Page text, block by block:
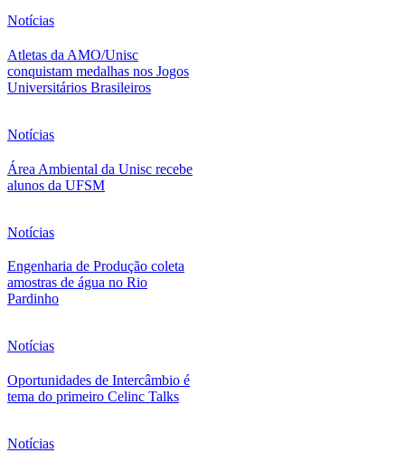
Notícias
Atletas da AMO/Unisc
conquistam medalhas nos Jogos
Universitários Brasileiros
Notícias
Área Ambiental da Unisc recebe
alunos da UFSM
Notícias
Engenharia de Produção coleta
amostras de água no Rio
Pardinho
Notícias
Oportunidades de Intercâmbio é
tema do primeiro Celinc Talks
Notícias